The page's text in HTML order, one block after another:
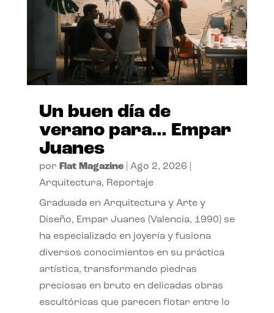
Un buen día de
verano para… Empar
Juanes
por Flat Magazine| Ago 2, 2026
Arquitectura, Reportaje
Graduada en Arquitectura y Arte y
Diseño, Empar Juanes (Valencia, 1990) se
ha especializado en joyería y fusiona
diversos conocimientos en su práctica
artística, transformando piedras
preciosas en bruto en delicadas obras
escultóricas que parecen flotar entre lo